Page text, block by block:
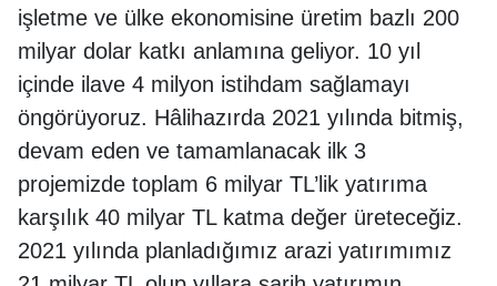
işletme ve ülke ekonomisine üretim bazlı 200
milyar dolar katkı anlamına geliyor. 10 yıl
içinde ilave 4 milyon istihdam sağlamayı
öngörüyoruz. Hâlihazırda 2021 yılında bitmiş,
devam eden ve tamamlanacak ilk 3
projemizde toplam 6 milyar TL’lik yatırıma
karşılık 40 milyar TL katma değer üreteceğiz.
2021 yılında planladığımız arazi yatırımımız